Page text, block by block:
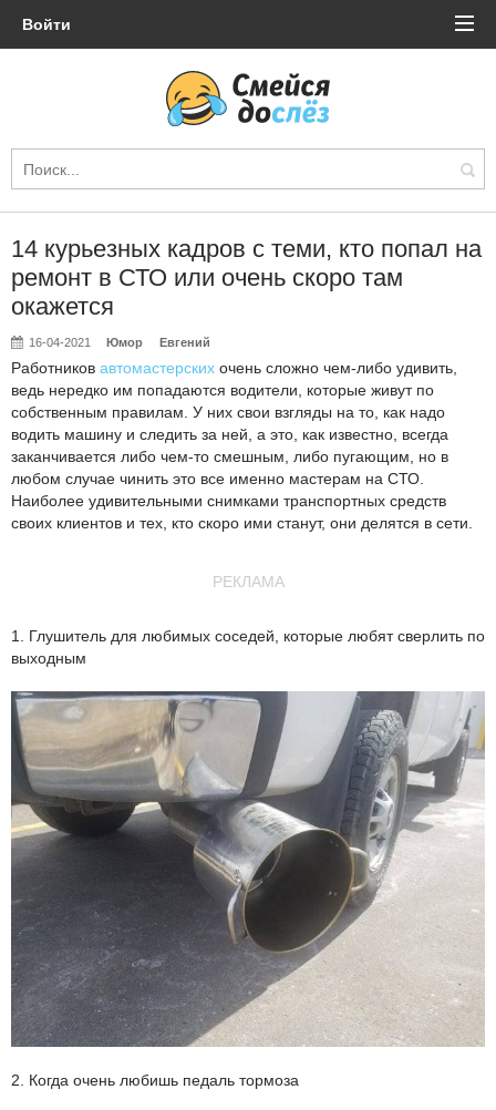
Войти
14 курьезных кадров с теми, кто попал на
ремонт в СТО или очень скоро там
окажется
16-04-2021 Юмор Евгений
Работников автомастерских очень сложно чем-либо удивить,
ведь нередко им попадаются водители, которые живут по
собственным правилам. У них свои взгляды на то, как надо
водить машину и следить за ней, а это, как известно, всегда
заканчивается либо чем-то смешным, либо пугающим, но в
любом случае чинить это все именно мастерам на СТО.
Наиболее удивительными снимками транспортных средств
своих клиентов и тех, кто скоро ими станут, они делятся в сети.
РЕКЛАМА
1. Глушитель для любимых соседей, которые любят сверлить по
выходным
2. Когда очень любишь педаль тормоза